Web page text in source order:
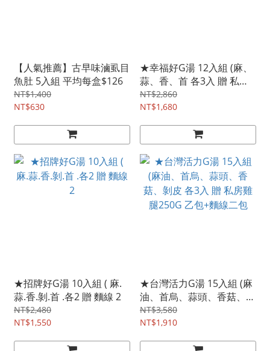
【人氣推薦】古早味滷虱目
魚肚 5入組 平均每盒$126
NT$1,400
NT$630
★幸福好G湯 12入組 (麻、
蒜、香、首 各3入 贈 私房
雞腿1包
NT$2,860
NT$1,680
★招牌好G湯 10入組 ( 麻.
蒜.香.剝.首 .各2 贈 麵線 2
NT$2,480
NT$1,550
★台灣活力G湯 15入組 (麻
油、首烏、蒜頭、香菇、剝
皮 各3入 贈 私房雞腿250G
乙包+麵線二包
NT$3,580
NT$1,910